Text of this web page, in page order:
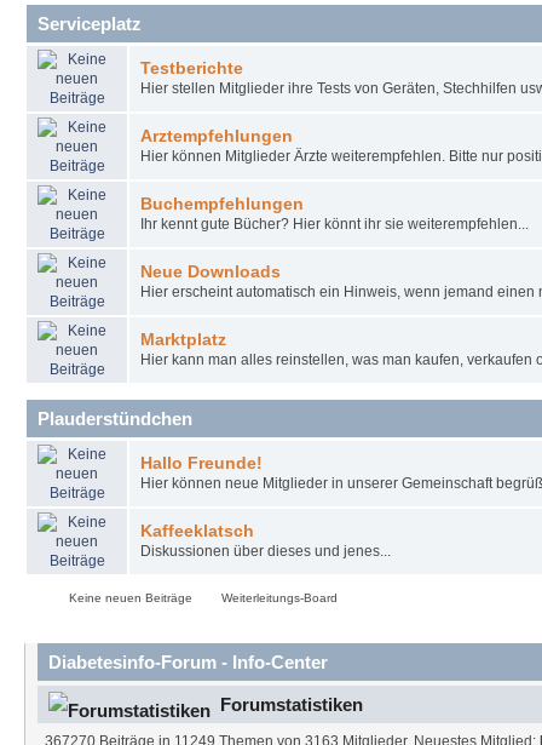
Serviceplatz
Testberichte
Hier stellen Mitglieder ihre Tests von Geräten, Stechhilfen
Arztempfehlungen
Hier können Mitglieder Ärzte weiterempfehlen. Bitte nur
Buchempfehlungen
Ihr kennt gute Bücher? Hier könnt ihr sie weiterempfehlen...
Neue Downloads
Hier erscheint automatisch ein Hinweis, wenn jemand
Marktplatz
Hier kann man alles reinstellen, was man kaufen, verkaufen
Plauderstündchen
Hallo Freunde!
Hier können neue Mitglieder in unserer Gemeinschaft
Kaffeeklatsch
Diskussionen über dieses und jenes...
Keine neuen Beiträge Weiterleitungs-Board
Diabetesinfo-Forum - Info-Center
Forumstatistiken